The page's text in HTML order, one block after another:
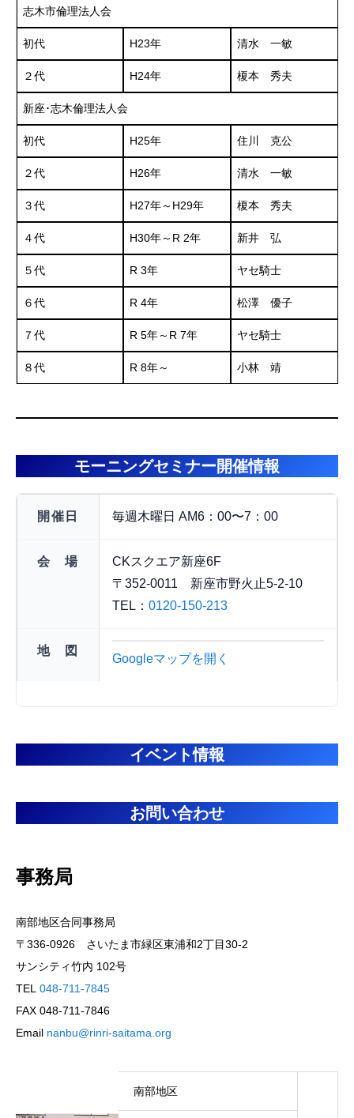
志木市倫理法人会
初代 H23年 清水 一敏
２代 H24年 榎本 秀夫
新座･志木倫理法人会
初代 H25年 住川 克公
２代 H26年 清水 一敏
３代 H27年～H29年 榎本 秀夫
４代 H30年～R 2年 新井 弘
５代 R 3年 ヤセ騎士
６代 R 4年 松澤 優子
７代 R 5年～R 7年 ヤセ騎士
８代 R 8年～ 小林 靖
モーニングセミナー開催情報
開催日 毎週木曜日 AM6：00〜7：00
会 場
CKスクエア新座6F
〒352-0011 新座市野火止5-2-10
TEL： 0120-150-213
地 図
Googleマップを開く
イベント情報
お問い合わせ
事務局
南部地区合同事務局
〒336-0926 さいたま市緑区東浦和2丁目30-2
サンシティ竹内 102号
TEL 048-711-7845
FAX 048-711-7846
Email nanbu@rinri-saitama.org
南部地区